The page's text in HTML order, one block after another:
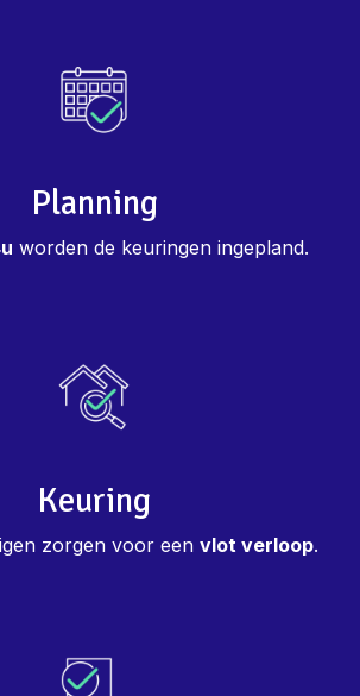
Planning
worden de keuringen ingepland.
Keuring
zorgen voor een vlot verloop.